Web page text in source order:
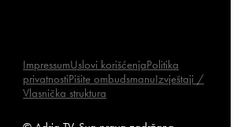
ImpressumUslovi korišćenjaPolitika
privatnostiPišite ombudsmanuIzvještaji /
Vlasnička struktura